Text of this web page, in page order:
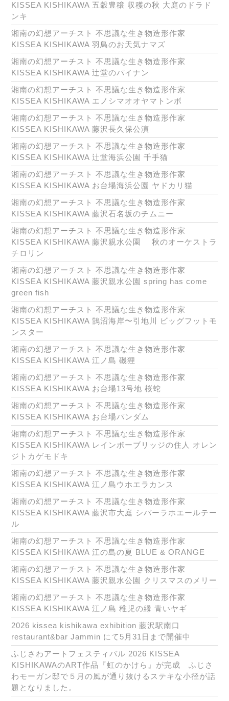
KISSEA KISHIKAWA 五穀豊穣 収穫の秋 大庭のドラド
ンキ
湘南の幻想アーチスト 不思議な生き物造形作家
KISSEA KISHIKAWA 羽鳥のお天気ナマズ
湘南の幻想アーチスト 不思議な生き物造形作家
KISSEA KISHIKAWA 辻堂のパイナン
湘南の幻想アーチスト 不思議な生き物造形作家
KISSEA KISHIKAWA エノシマオオヤマトンボ
湘南の幻想アーチスト 不思議な生き物造形作家
KISSEA KISHIKAWA 藤沢長久保公演
湘南の幻想アーチスト 不思議な生き物造形作家
KISSEA KISHIKAWA 辻堂海浜公園 千手猫
湘南の幻想アーチスト 不思議な生き物造形作家
KISSEA KISHIKAWA お台場海浜公園 ヤドカリ猫
湘南の幻想アーチスト 不思議な生き物造形作家
KISSEA KISHIKAWA 藤沢石名坂のチムニー
湘南の幻想アーチスト 不思議な生き物造形作家
KISSEA KISHIKAWA 藤沢親水公園 秋のオーケストラ
チロリン
湘南の幻想アーチスト 不思議な生き物造形作家
KISSEA KISHIKAWA 藤沢親水公園 spring has come
green fish
湘南の幻想アーチスト 不思議な生き物造形作家
KISSEA KISHIKAWA 鵠沼海岸〜引地川 ビッグフットモ
ンスター
湘南の幻想アーチスト 不思議な生き物造形作家
KISSEA KISHIKAWA 江ノ島 磯狸
湘南の幻想アーチスト 不思議な生き物造形作家
KISSEA KISHIKAWA お台場13号地 桜蛇
湘南の幻想アーチスト 不思議な生き物造形作家
KISSEA KISHIKAWA お台場パンダム
湘南の幻想アーチスト 不思議な生き物造形作家
KISSEA KISHIKAWA レインボーブリッジの住人 オレン
ジトカゲモドキ
湘南の幻想アーチスト 不思議な生き物造形作家
KISSEA KISHIKAWA 江ノ島ウホエラカンス
湘南の幻想アーチスト 不思議な生き物造形作家
KISSEA KISHIKAWA 藤沢市大庭 シバーラホエールテー
ル
湘南の幻想アーチスト 不思議な生き物造形作家
KISSEA KISHIKAWA 江の島の夏 BLUE & ORANGE
湘南の幻想アーチスト 不思議な生き物造形作家
KISSEA KISHIKAWA 藤沢親水公園 クリスマスのメリー
湘南の幻想アーチスト 不思議な生き物造形作家
KISSEA KISHIKAWA 江ノ島 稚児の縁 青いヤギ
2026 kissea kishikawa exhibition 藤沢駅南口
restaurant&bar Jammin にて5月31日まで開催中
ふじさわアートフェスティバル 2026 KISSEA
KISHIKAWAのART作品『虹のかけら』が完成 ふじさ
わモーガン邸で５月の風が通り抜けるステキな小径が話
題となりました。